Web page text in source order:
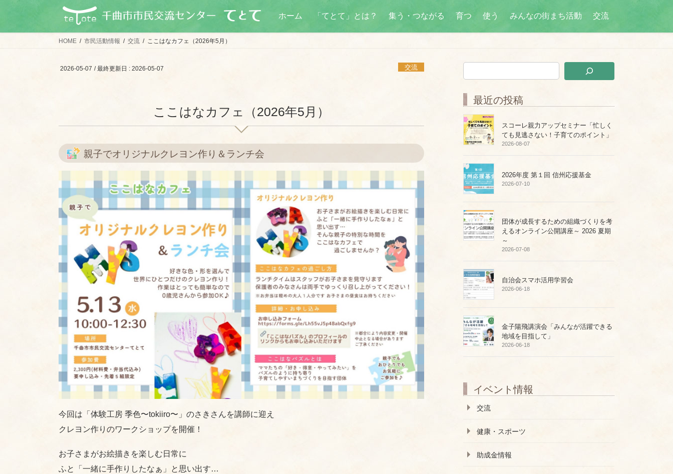
ホーム 「てとて」とは？ 集う・つながる 育つ 使う みんなの街まち活動 交流
HOME 市民活動情報 交流 ここはなカフェ（2026年5月）
2026-05-07 / 最終更新日 : 2026-05-07 交流
ここはなカフェ（2026年5月）
親子でオリジナルクレヨン作り＆ランチ会
今回は「体験工房 季色〜tokiiro〜」のさきさんを講師に迎え
クレヨン作りのワークショップを開催！
お子さまがお絵描きを楽しむ日常に
ふと「一緒に手作りしたなぁ」と思い出す…
最近の投稿
スコーレ親力アップセミナー「忙しく
ても見逃さない！子育てのポイント」
2026-08-07
2026年度 第１回 信州応援基金
2026-07-10
団体が成長するための組織づくりを考
えるオンライン公開講座～ 2026 夏期
～
2026-07-08
自治会スマホ活用学習会
2026-06-18
金子陽飛講演会「みんなが活躍できる
地域を目指して」
2026-06-18
イベント情報
交流
健康・スポーツ
助成金情報